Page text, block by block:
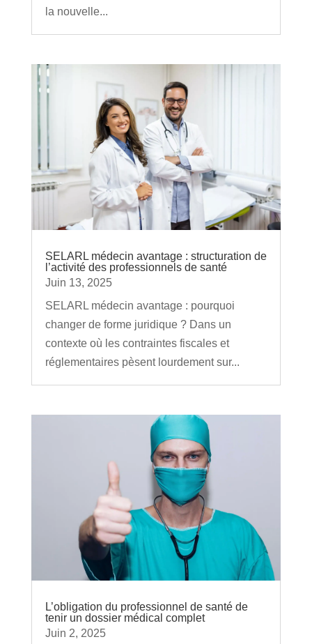
la nouvelle...
SELARL médecin avantage : structuration de
l’activité des professionnels de santé
Juin 13, 2025
SELARL médecin avantage : pourquoi
changer de forme juridique ? Dans un
contexte où les contraintes fiscales et
réglementaires pèsent lourdement sur...
L’obligation du professionnel de santé de
tenir un dossier médical complet
Juin 2, 2025